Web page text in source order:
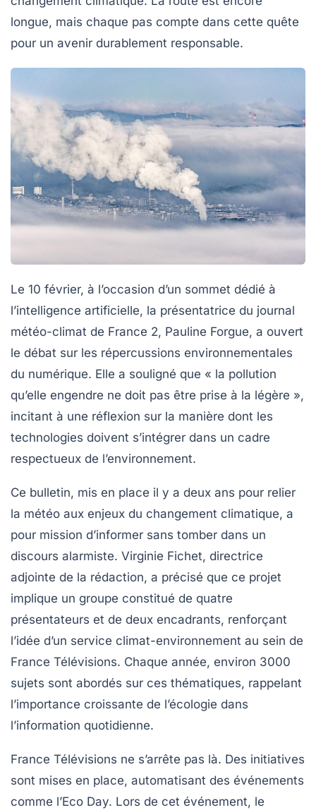
longue, mais chaque pas compte dans cette quête
pour un avenir durablement responsable.
Le 10 février, à l’occasion d’un sommet dédié à
l’intelligence artificielle, la présentatrice du journal
météo-climat de France 2, Pauline Forgue, a ouvert
le débat sur les répercussions environnementales
du numérique. Elle a souligné que « la pollution
qu’elle engendre ne doit pas être prise à la légère »,
incitant à une réflexion sur la manière dont les
technologies doivent s’intégrer dans un cadre
respectueux de l’environnement.
Ce bulletin, mis en place il y a deux ans pour relier
la météo aux enjeux du changement climatique, a
pour mission d’informer sans tomber dans un
discours alarmiste. Virginie Fichet, directrice
adjointe de la rédaction, a précisé que ce projet
implique un groupe constitué de quatre
présentateurs et de deux encadrants, renforçant
l’idée d’un service climat-environnement au sein de
France Télévisions. Chaque année, environ 3000
sujets sont abordés sur ces thématiques, rappelant
l’importance croissante de l’écologie dans
l’information quotidienne.
France Télévisions ne s’arrête pas là. Des initiatives
sont mises en place, automatisant des événements
comme l’Eco Day. Lors de cet événement, le